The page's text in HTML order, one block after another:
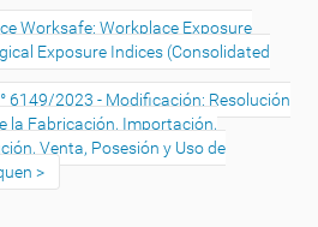
Worksafe: Workplace Exposure
Exposure Indices (Consolidated
6149/2023 - Modificación: Resolución
la Fabricación, Importación,
Venta, Posesión y Uso de